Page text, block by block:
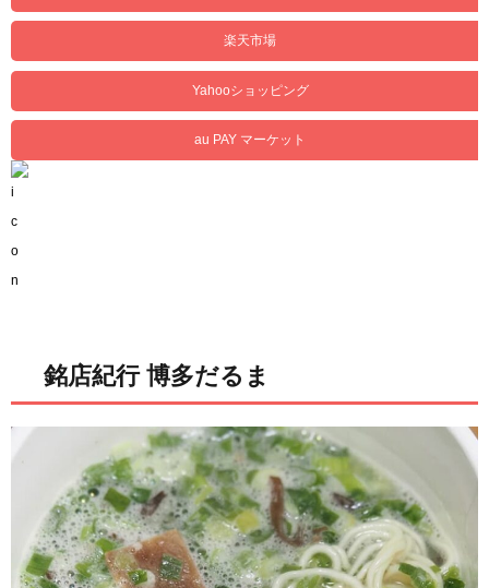
楽天市場
Yahooショッピング
au PAY マーケット
銘店紀行 博多だるま